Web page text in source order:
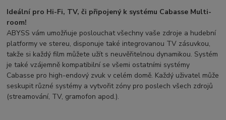
Ideální pro Hi-Fi, TV, či připojený k systému Cabasse Multi-
room!
ABYSS vám umožňuje poslouchat všechny vaše zdroje a hudební
platformy ve stereu, disponuje také integrovanou TV zásuvkou,
takže si každý film můžete užít s neuvěřitelnou dynamikou. Systém
je také vzájemně kompatibilní se všemi ostatními systémy
Cabasse pro high-endový zvuk v celém domě. Každý uživatel může
seskupit různé systémy a vytvořit zóny pro poslech všech zdrojů
(streamování, TV, gramofon apod.).